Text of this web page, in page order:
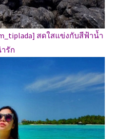
สดใสแข่งกับสีฟ้าน้ำ
รัก